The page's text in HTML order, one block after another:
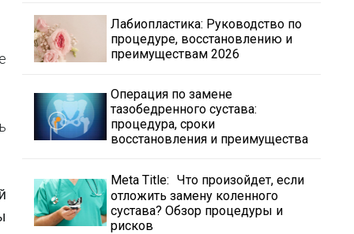
Лабиопластика: Руководство по
процедуре, восстановлению и
преимуществам 2026
Операция по замене
тазобедренного сустава:
процедура, сроки
восстановления и преимущества
Meta Title: Что произойдет, если
отложить замену коленного
сустава? Обзор процедуры и
рисков